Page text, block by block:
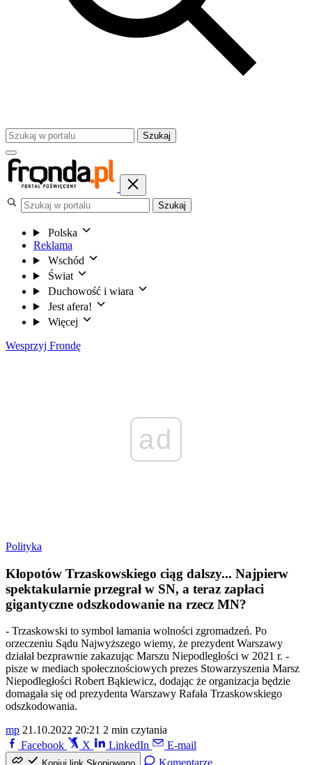
Szukaj
Szukaj
Polska
Reklama
Wschód
Świat
Duchowość i wiara
Jest afera!
Więcej
Wesprzyj Frondę
ad
Polityka
Kłopotów Trzaskowskiego ciąg dalszy... Najpierw
spektakularnie przegrał w SN, a teraz zapłaci
gigantyczne odszkodowanie na rzecz MN?
- Trzaskowski to symbol łamania wolności zgromadzeń. Po
orzeczeniu Sądu Najwyższego wiemy, że prezydent Warszawy
działał bezprawnie zakazując Marszu Niepodległości w 2021 r. -
pisze w mediach społecznościowych prezes Stowarzyszenia Marsz
Niepodległości Robert Bąkiewicz, dodając że organizacja będzie
domagała się od prezydenta Warszawy Rafała Trzaskowskiego
odszkodowania.
mp 21.10.2022 20:21 2 min czytania
Facebook
X LinkedIn E-mail